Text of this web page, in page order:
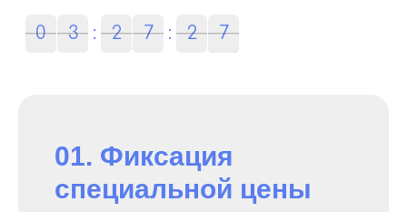
0
0 3
3 : 2
2 7
7 : 3
2
2
3 7
6
6
7
01. Фиксация
специальной цены